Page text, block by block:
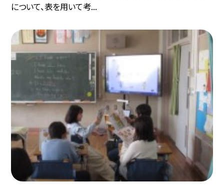
について、表を用いて考...